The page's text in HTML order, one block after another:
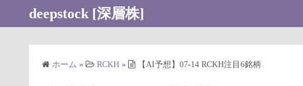
deepstock [深層株]
ホーム » RCKH » 【AI予想】07-14 RCKH注目6銘柄